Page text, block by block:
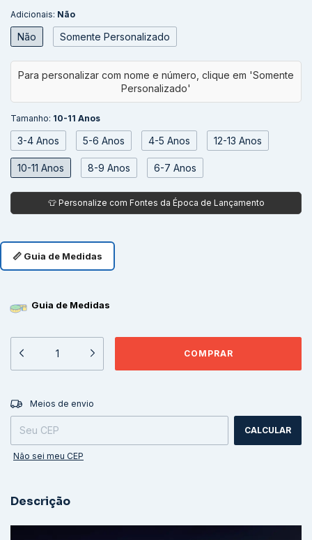
Adicionais: Não
Não Somente Personalizado
Tamanho: 10-11 Anos
3-4 Anos 5-6 Anos 4-5 Anos 12-13 Anos
10-11 Anos 8-9 Anos 6-7 Anos
📏 Guia de Medidas
Guia de Medidas
Entregas para o CEP:
Meios de envio
CALCULAR
Não sei meu CEP
Descrição